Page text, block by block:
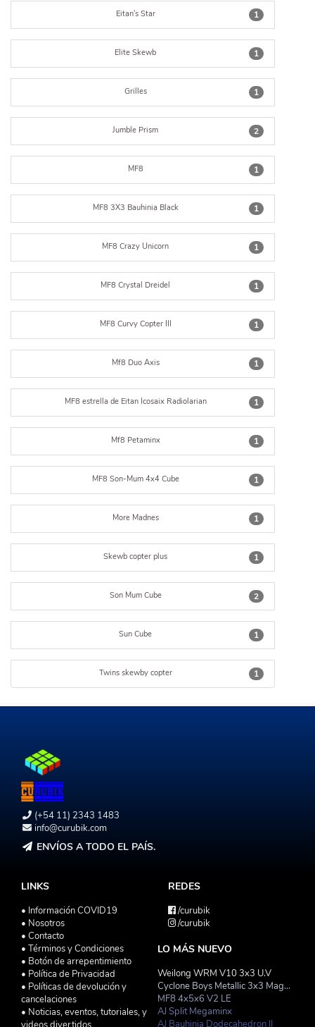
1
Eitan's Star
1
Elite Skewb
1
Grilles
2
Jumble Prism
1
MF8
1
MF8 3X3 Bauhinia Black
1
MF8 Crazy Unicorn
1
MF8 Crystal Dreidel
1
MF8 Curvy Copter III
1
Mf8 Duo Axis
1
MF8 estrella de Eitan Icosaix Radiolarian
1
Mf8 Petaminx
1
MF8 Son-Mum 4x4 Cube
1
More Madnes
1
Skewb copter plus
2
Son Mum Cube
1
Sun Cube
1
Twins skewby copter
(+54 11) 2343 1483
info@curubik.com
ENVÍOS A TODO EL PAÍS.
LINKS
• Información COVID19
• Nosotros
• Contacto
• Términos y Condiciones
• Botón de arrepentimiento
• Política de Privacidad
• Políticas de devolución y
cancelaciones
• Noticias, eventos, tutoriales, y
REDES
/curubik
/curubik
LO MÁS NUEVO
Weilong WRM V10 3x3 U.V
Cyclone Boys Metallic 3x3 Magnetico Macaron
MF8 4x5x6 V2 LE
AJ Split Megaminx
AJ Bauhinia Dodecahedron II